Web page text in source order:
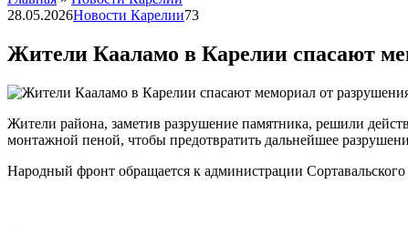
28.05.2026Новости Карелии73
Жители Кааламо в Карелии спасают
Жители района, заметив разрушение памятника, решили
монтажной пеной, чтобы предотвратить дальнейшее
Народный фронт обращается к администрации